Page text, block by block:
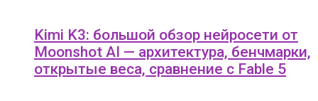
Kimi K3: большой обзор нейросети от
Moonshot AI — архитектура, бенчмарки,
открытые веса, сравнение с Fable 5